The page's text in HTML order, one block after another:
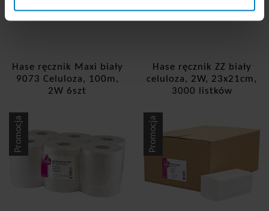
Hase ręcznik Maxi biały
9073 Celuloza, 100m,
2W 6szt
Promocja
Hase ręcznik ZZ biały
celuloza, 2W, 23x21cm,
3000 listków
Promocja